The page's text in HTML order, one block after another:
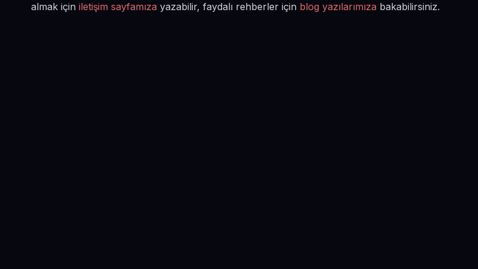
almak için iletişim sayfamıza yazabilir, faydalı rehberler için blog yazılarımıza bakabilirsiniz.